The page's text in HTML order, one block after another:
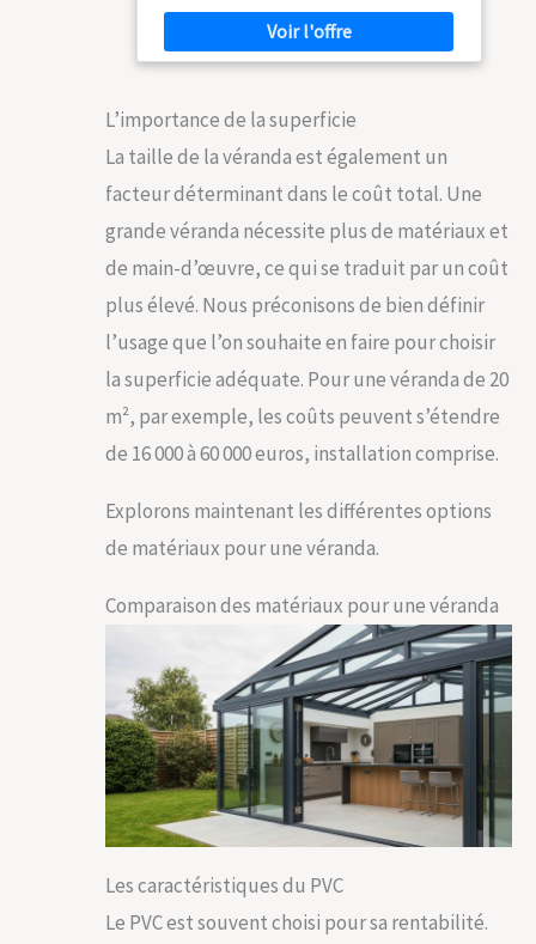
L’importance de la superficie
La taille de la véranda est également un
facteur déterminant dans le coût total. Une
grande véranda nécessite plus de matériaux et
de main-d’œuvre, ce qui se traduit par un coût
plus élevé. Nous préconisons de bien définir
l’usage que l’on souhaite en faire pour choisir
la superficie adéquate. Pour une véranda de 20
m², par exemple, les coûts peuvent s’étendre
de 16 000 à 60 000 euros, installation comprise.
Explorons maintenant les différentes options
de matériaux pour une véranda.
Comparaison des matériaux pour une véranda
Les caractéristiques du PVC
Le PVC est souvent choisi pour sa rentabilité.